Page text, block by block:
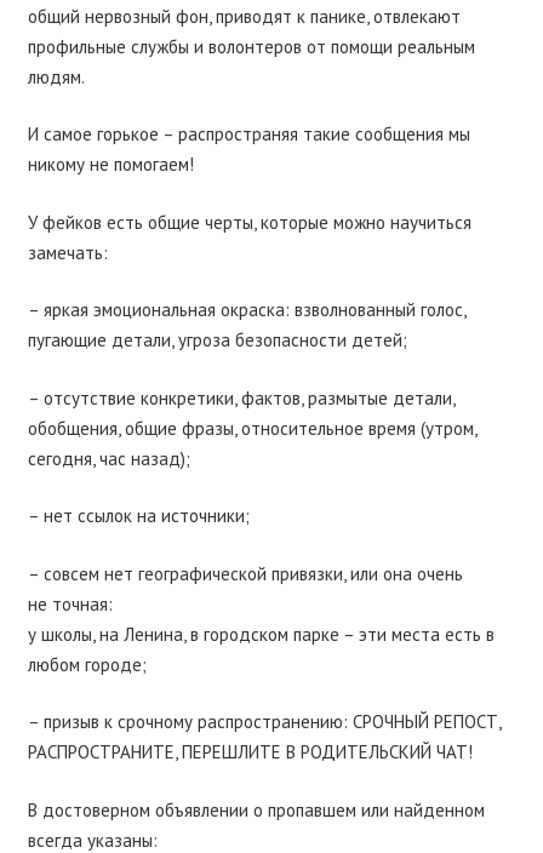
общий нервозный фон, приводят к панике, отвлекают
профильные службы и волонтеров от помощи реальным
людям.
И самое горькое – распространяя такие сообщения мы
никому не помогаем!
У фейков есть общие черты, которые можно научиться
замечать:
– яркая эмоциональная окраска: взволнованный голос,
пугающие детали, угроза безопасности детей;
– отсутствие конкретики, фактов, размытые детали,
обобщения, общие фразы, относительное время (утром,
сегодня, час назад);
– нет ссылок на источники;
– совсем нет географической привязки, или она очень
не точная:
у школы, на Ленина, в городском парке – эти места есть в
любом городе;
– призыв к срочному распространению: СРОЧНЫЙ РЕПОСТ,
РАСПРОСТРАНИТЕ, ПЕРЕШЛИТЕ В РОДИТЕЛЬСКИЙ ЧАТ!
В достоверном объявлении о пропавшем или найденном
всегда указаны: